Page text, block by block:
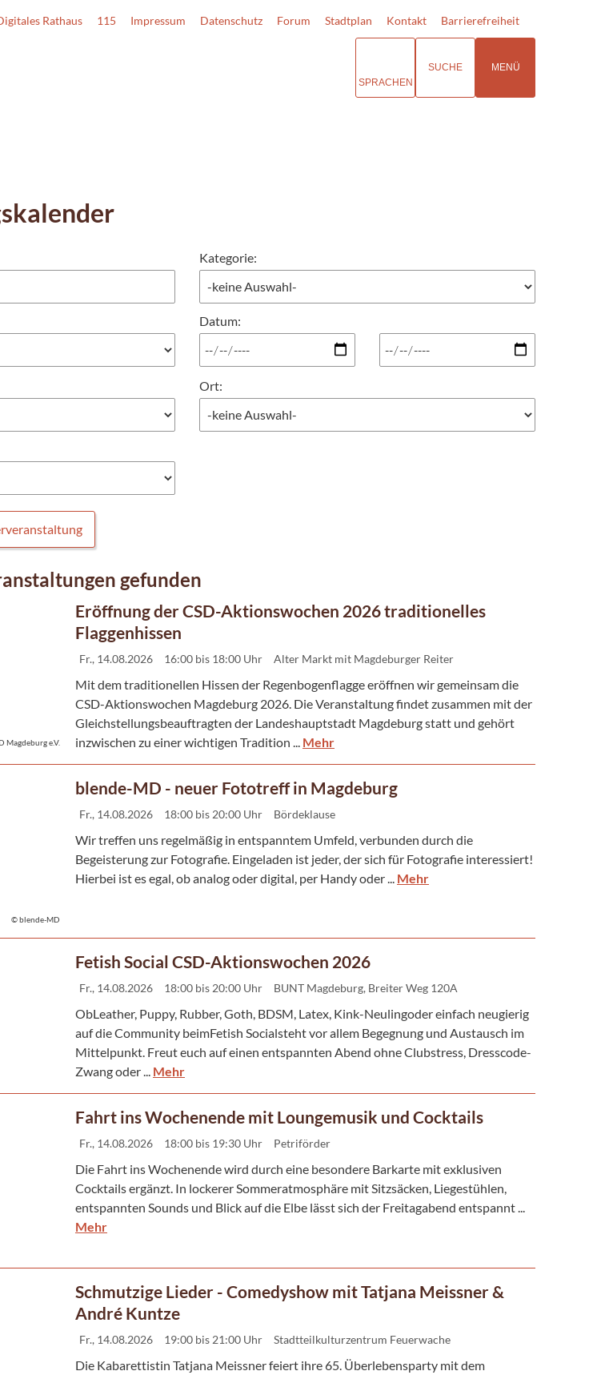
Rathaus 115 Impressum Datenschutz Forum Stadtplan Kontakt Barrierefreiheit
SPRACHEN
SUCHE MENÜ
Kategorie:
Datum:
Ort:
gefunden
Eröffnung der CSD-Aktionswochen 2026 traditionelles
Flaggenhissen
Fr., 14.08.2026 16:00 bis 18:00 Uhr Alter Markt mit Magdeburger Reiter
Mit dem traditionellen Hissen der Regenbogenflagge eröffnen wir gemeinsam die
CSD-Aktionswochen Magdeburg 2026. Die Veranstaltung findet zusammen mit der
Gleichstellungsbeauftragten der Landeshauptstadt Magdeburg statt und gehört
inzwischen zu einer wichtigen Tradition ... Mehr
Magdeburg e.V.
blende-MD - neuer Fototreff in Magdeburg
Fr., 14.08.2026 18:00 bis 20:00 Uhr Bördeklause
Wir treffen uns regelmäßig in entspanntem Umfeld, verbunden durch die
Begeisterung zur Fotografie. Eingeladen ist jeder, der sich für Fotografie interessiert!
Hierbei ist es egal, ob analog oder digital, per Handy oder ... Mehr
© blende-MD
Fetish Social CSD-Aktionswochen 2026
Fr., 14.08.2026 18:00 bis 20:00 Uhr BUNT Magdeburg, Breiter Weg 120A
ObLeather, Puppy, Rubber, Goth, BDSM, Latex, Kink-Neulingoder einfach neugierig
auf die Community beimFetish Socialsteht vor allem Begegnung und Austausch im
Mittelpunkt. Freut euch auf einen entspannten Abend ohne Clubstress, Dresscode-
Zwang oder ... Mehr
Fahrt ins Wochenende mit Loungemusik und Cocktails
Fr., 14.08.2026 18:00 bis 19:30 Uhr Petriförder
Die Fahrt ins Wochenende wird durch eine besondere Barkarte mit exklusiven
Cocktails ergänzt. In lockerer Sommeratmosphäre mit Sitzsäcken, Liegestühlen,
entspannten Sounds und Blick auf die Elbe lässt sich der Freitagabend entspannt ...
Mehr
Schmutzige Lieder - Comedyshow mit Tatjana Meissner &
André Kuntze
Fr., 14.08.2026 19:00 bis 21:00 Uhr Stadtteilkulturzentrum Feuerwache
Die Kabarettistin Tatjana Meissner feiert ihre 65. Überlebensparty mit dem